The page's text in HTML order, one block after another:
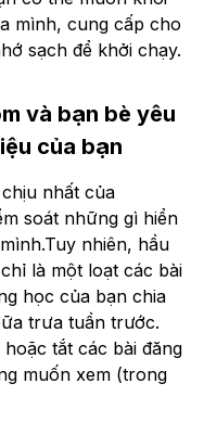
mình, cung cấp cho
sạch để khởi chạy.
và bạn bè yêu
của bạn
nhất của
soát những gì hiển
nhiên, hầu
là một loạt các bài
học của bạn chia
trưa tuần trước.
tắt các bài đăng
muốn xem (trong